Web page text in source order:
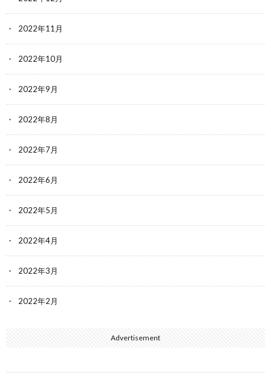
2022年11月
2022年10月
2022年9月
2022年8月
2022年7月
2022年6月
2022年5月
2022年4月
2022年3月
2022年2月
Advertisement